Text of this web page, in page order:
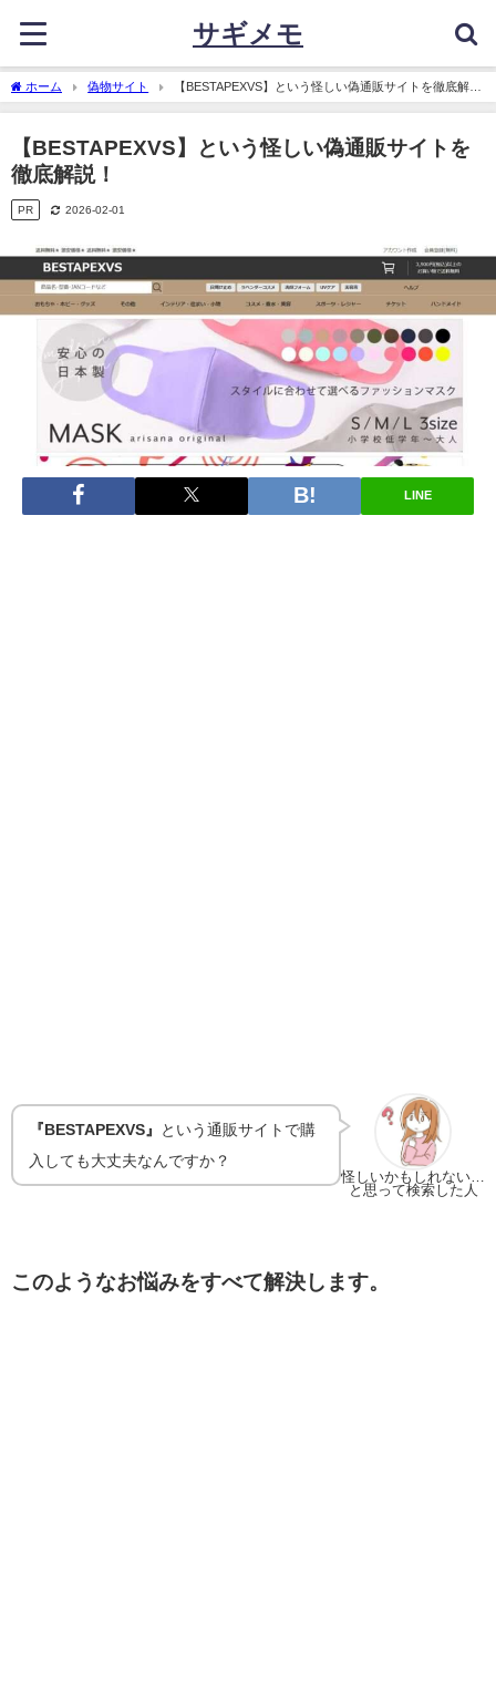
サギメモ
ホーム 偽物サイト
【BESTAPEXVS】という怪しい偽通販サイトを徹底解
説！
【BESTAPEXVS】という怪しい偽通販サイトを
徹底解説！
PR 2026-02-01
LINE
怪しいかもしれない…
と思って検索した人
『BESTAPEXVS』
という通販サイトで購
入しても大丈夫なんですか？
このようなお悩みをすべて解決します。